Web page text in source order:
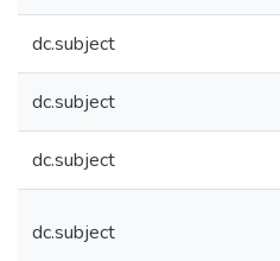
dc.subject
dc.subject
dc.subject
dc.subject